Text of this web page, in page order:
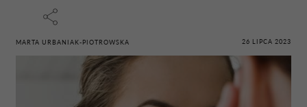
MARTA URBANIAK-PIOTROWSKA 26 LIPCA 2023